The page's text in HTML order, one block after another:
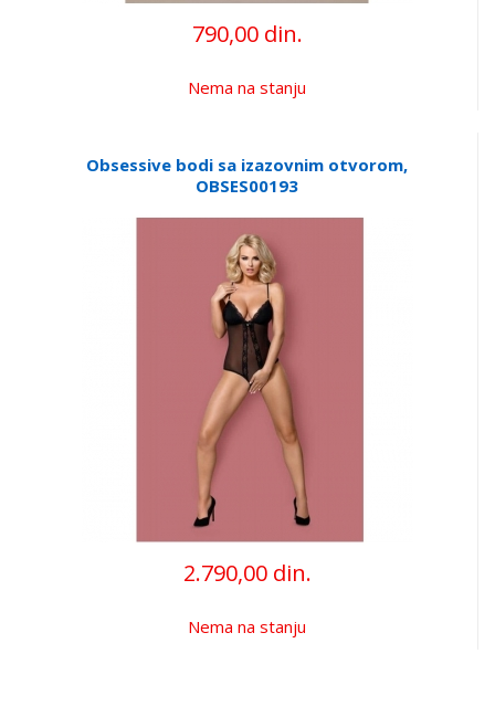
790,00 din.
Nema na stanju
Obsessive bodi sa izazovnim otvorom,
OBSES00193
2.790,00 din.
Nema na stanju